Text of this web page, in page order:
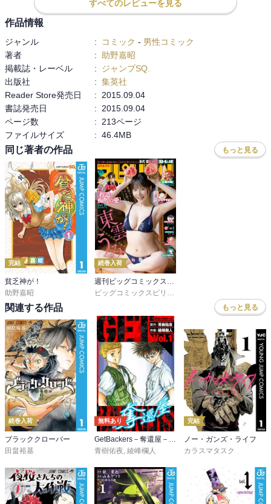
すべてのレビューを見る
作品情報
ジャンル : コミック - 男性コミック
著者
:
助野嘉昭
掲載誌・レーベル
:
ジャンプSQ.
出版社
: 集英社
Reader Store発売日
:
2015.09.04
書誌発売日
:
2015.09.04
ページ数
:
213ページ
ファイルサイズ
: 46.4MB
同じ著者の作品 もっと見る
完結
貧乏神が！
助野嘉昭
続巻入荷
週刊ビッグコミックスピリッツ
ビッグコミックスピリッツ編集部
関連する作品 もっと見る
続巻入荷
ブラッククローバー
田畠裕基
無料あり
青樹佑夜 綾峰欄人
完結
ノー・ガンズ・ライフ
カラスマタスク